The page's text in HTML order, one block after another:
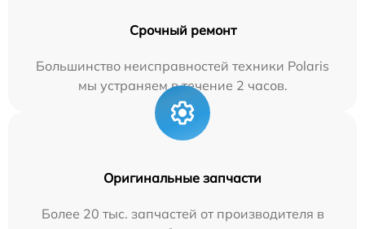
Срочный ремонт
Большинство неисправностей техники Polaris
мы устраняем в течение 2 часов.
Оригинальные запчасти
Более 20 тыс. запчастей от производителя в